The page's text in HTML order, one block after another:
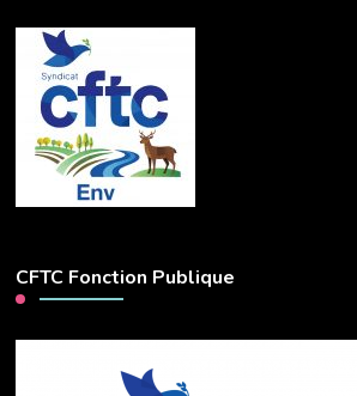
CFTC Fonction Publique